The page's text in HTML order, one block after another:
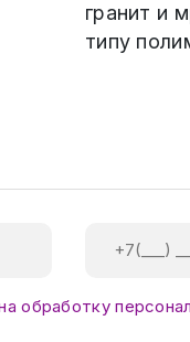
гранит и
типу
обработку